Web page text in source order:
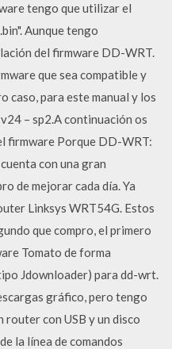
tengo que utilizar el
Aunque tengo
del firmware DD-WRT.
que sea compatible y
caso, para este manual y los
– sp2.A continuación os
firmware Porque DD-WRT:
con una gran
de mejorar cada día. Ya
Linksys WRT54G. Estos
que compro, el primero
Tomato de forma
Jdownloader) para dd-wrt.
gráfico, pero tengo
con USB y un disco
la línea de comandos